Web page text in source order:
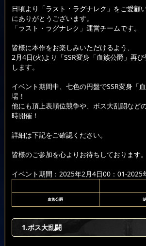
日頃より「ラスト・ラグナレク」をご愛顧
にありがとうございます。
「ラスト・ラグナレク」運営チームです。
皆様に本作をお楽しみいただけるよう、
2月4日(火)より「SSR変身「血族公爵」再
します。
イベント期間中、七色の円盤でSSR変身「
場！
他にも頂上表順位競争や、ボス大乱闘など
時開催！
詳細は下記をご確認ください。
皆様のご参加を心よりお待ちしております。
イベント期間：2025年2月4日00：01-2025
血族公爵
1.ボス大乱闘